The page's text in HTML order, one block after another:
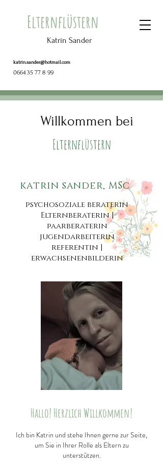
Elternflüstern
katrin.sander@hotmail.com
0664 35 77 8 99
Katrin Sander
Willkommen bei
Elternflüstern
katrin sander, MSc
psychosoziale beraterin
Elternberaterin |
paarberaterin
jugendarbeiterin
referentin |
erwachsenenbilderin
Hallo! Herzlich Willkommen!
Ich bin Katrin und stehe Ihnen gerne zur Seite,
um Sie in Ihrer Rolle als Eltern zu
unterstützen.